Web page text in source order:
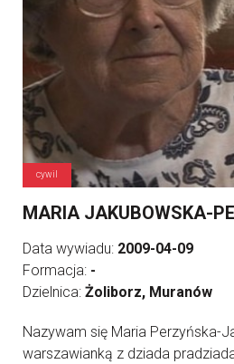
cywil
MARIA JAKUBOWSKA-
Data wywiadu: 2009-04-09
Formacja: -
Dzielnica: Żoliborz, Muranów
Nazywam się Maria Perzyńska-
warszawianką z dziada